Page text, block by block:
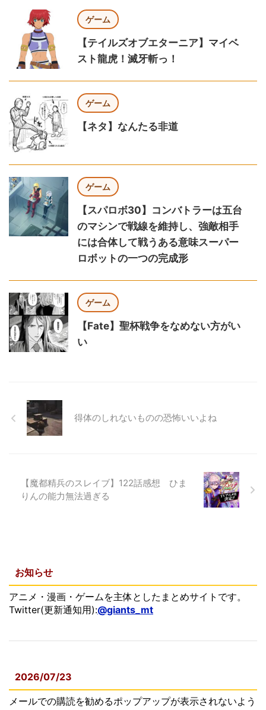
ゲーム
【テイルズオブエターニア】マイベ
スト龍虎！滅牙斬っ！
ゲーム
【ネタ】なんたる非道
ゲーム
【スパロボ30】コンバトラーは五台
のマシンで戦線を維持し、強敵相手
には合体して戦うある意味スーパー
ロボットの一つの完成形
ゲーム
【Fate】聖杯戦争をなめない方がい
い
得体のしれないものの恐怖いいよね
【魔都精兵のスレイブ】122話感想 ひま
りんの能力無法過ぎる
お知らせ
アニメ・漫画・ゲームを主体としたまとめサイトです。
Twitter(更新通知用):@giants_mt
2026/07/23
メールでの購読を勧めるポップアップが表示されないよう